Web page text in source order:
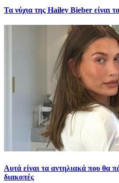
Τα νύχια της Hailey Bieber είναι
Αυτά είναι τα αντηλιακά που θα
διακοπές